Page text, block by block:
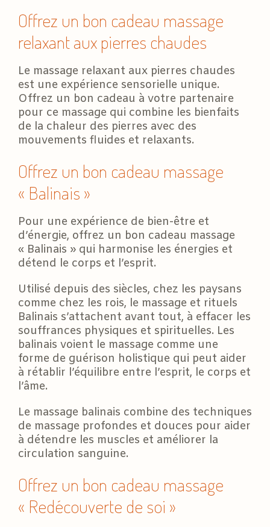
Offrez un bon cadeau massage
relaxant aux pierres chaudes
Le massage relaxant aux pierres chaudes
est une expérience sensorielle unique.
Offrez un bon cadeau à votre partenaire
pour ce massage qui combine les bienfaits
de la chaleur des pierres avec des
mouvements fluides et relaxants.
Offrez un bon cadeau massage
« Balinais »
Pour une expérience de bien-être et
d’énergie, offrez un bon cadeau massage
« Balinais » qui harmonise les énergies et
détend le corps et l’esprit.
Utilisé depuis des siècles, chez les paysans
comme chez les rois, le massage et rituels
Balinais s’attachent avant tout, à effacer les
souffrances physiques et spirituelles. Les
balinais voient le massage comme une
forme de guérison holistique qui peut aider
à rétablir l’équilibre entre l’esprit, le corps et
l’âme.
Le massage balinais combine des techniques
de massage profondes et douces pour aider
à détendre les muscles et améliorer la
circulation sanguine.
Offrez un bon cadeau massage
« Redécouverte de soi »